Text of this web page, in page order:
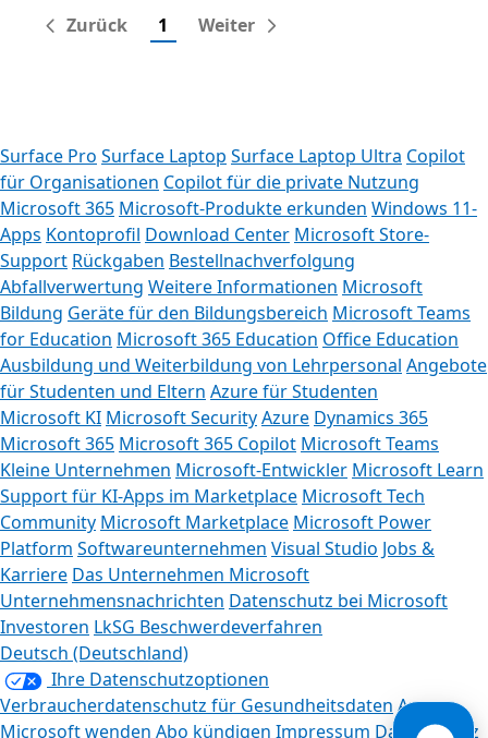
Zurück 1 Weiter
Surface Pro Surface Laptop Surface Laptop Ultra Copilot
für Organisationen Copilot für die private Nutzung
Microsoft 365 Microsoft-Produkte erkunden Windows 11-
Apps Kontoprofil Download Center Microsoft Store-
Support Rückgaben Bestellnachverfolgung
Abfallverwertung Weitere Informationen Microsoft
Bildung Geräte für den Bildungsbereich Microsoft Teams
for Education Microsoft 365 Education Office Education
Ausbildung und Weiterbildung von Lehrpersonal Angebote
für Studenten und Eltern Azure für Studenten
Microsoft KI Microsoft SecurityAzure Dynamics 365
Microsoft 365 Microsoft 365 Copilot Microsoft Teams
Kleine Unternehmen Microsoft-Entwickler Microsoft Learn
Support für KI-Apps im Marketplace Microsoft Tech
Community Microsoft Marketplace Microsoft Power
Platform Softwareunternehmen Visual Studio Jobs &
Karriere Das Unternehmen Microsoft
Unternehmensnachrichten Datenschutz bei Microsoft
Investoren LkSG Beschwerdeverfahren
Deutsch (Deutschland)
Ihre Datenschutzoptionen
Verbraucherdatenschutz für Gesundheitsdaten An
Microsoft wenden Abo kündigen Impressum Datenschutz